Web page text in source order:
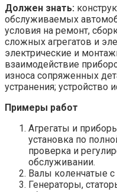
Должен знать:
обслуживаемых
условия на ремонт,
сложных агрегатов и
электрические и
взаимодействие
износа сопряженных
устранения; устройство
Примеры работ
Агрегаты и
установка по
проверка и
обслуживании.
Валы коленчатые
Генераторы,